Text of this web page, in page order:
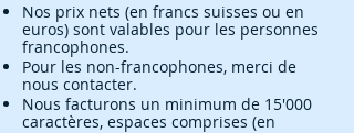
Nos prix nets (en francs suisses ou en
euros) sont valables pour les personnes
francophones.
Pour les non-francophones, merci de
nous contacter.
Nous facturons un minimum de 15'000
caractères, espaces comprises (en